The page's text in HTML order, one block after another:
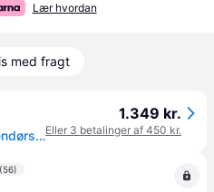
Lær hvordan
med fragt
Philips Hue Calla Stor Udendørs Piedestal - White & Color Ambiance
1.349 kr.
Eller 3 betalinger af 450 kr.
(56)